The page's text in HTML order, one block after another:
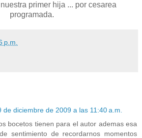
primer hija ... por cesarea
programada.
p.m.
de diciembre de 2009 a las 11:40 a.m.
bocetos tienen para el autor ademas esa
sentimiento de recordarnos momentos